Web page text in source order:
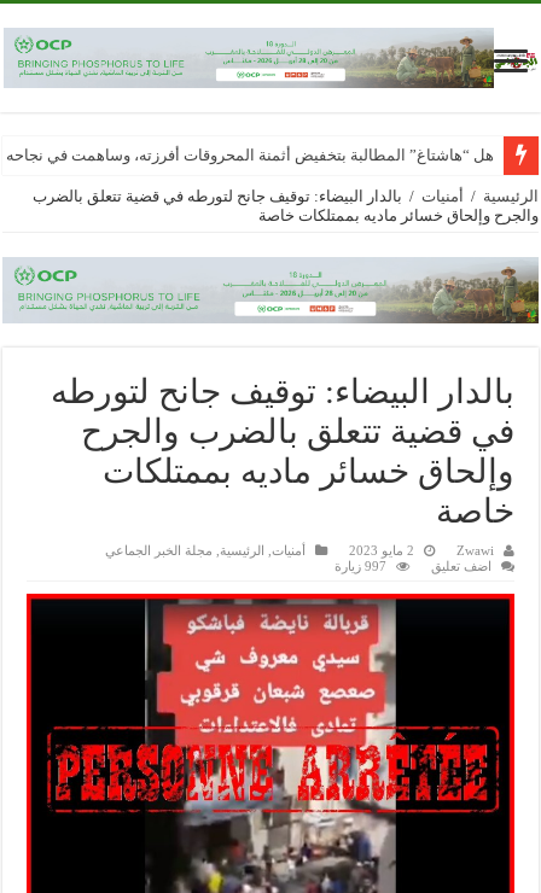
هل “هاشتاغ” المطالبة بتخفيض أثمنة المحروقات أفرزته، وساهمت في
الرئيسية / أمنيات / بالدار البيضاء: توقيف جانح لتورطه في قضية تتعلق بالضرب
والجرح وإلحاق خسائر ماديه بممتلكات خاصة
بالدار البيضاء: توقيف جانح لتورطه
في قضية تتعلق بالضرب والجرح
وإلحاق خسائر ماديه بممتلكات
خاصة
Zwawi 2 مايو 2023 أمنيات الرئيسية
مجلة الخبر الجماعي
اضف تعليق
997 زيارة